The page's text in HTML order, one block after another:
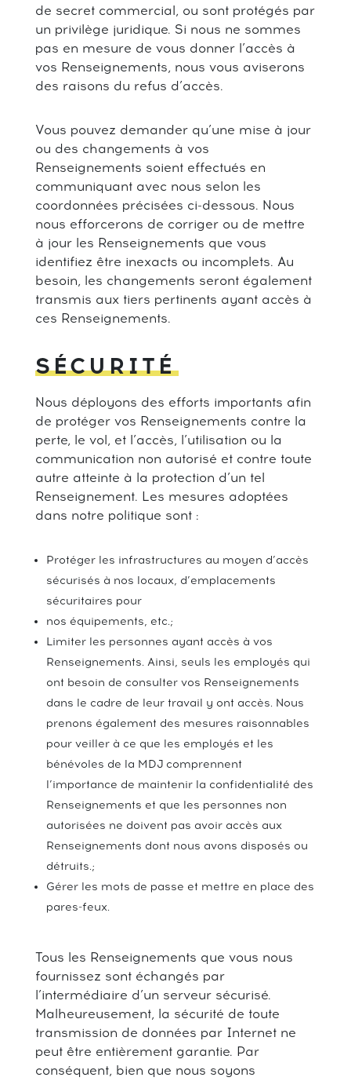
de secret commercial, ou sont protégés par
un privilège juridique. Si nous ne sommes
pas en mesure de vous donner l’accès à
vos Renseignements, nous vous aviserons
des raisons du refus d’accès.
Vous pouvez demander qu’une mise à jour
ou des changements à vos
Renseignements soient effectués en
communiquant avec nous selon les
coordonnées précisées ci-dessous. Nous
nous efforcerons de corriger ou de mettre
à jour les Renseignements que vous
identifiez être inexacts ou incomplets. Au
besoin, les changements seront également
transmis aux tiers pertinents ayant accès à
ces Renseignements.
SÉCURITÉ
Nous déployons des efforts importants afin
de protéger vos Renseignements contre la
perte, le vol, et l’accès, l’utilisation ou la
communication non autorisé et contre toute
autre atteinte à la protection d’un tel
Renseignement. Les mesures adoptées
dans notre politique sont :
Protéger les infrastructures au moyen d’accès
sécurisés à nos locaux, d’emplacements
sécuritaires pour
nos équipements, etc.;
Limiter les personnes ayant accès à vos
Renseignements. Ainsi, seuls les employés qui
ont besoin de consulter vos Renseignements
dans le cadre de leur travail y ont accès. Nous
prenons également des mesures raisonnables
pour veiller à ce que les employés et les
bénévoles de la MDJ comprennent
l’importance de maintenir la confidentialité des
Renseignements et que les personnes non
autorisées ne doivent pas avoir accès aux
Renseignements dont nous avons disposés ou
détruits.;
Gérer les mots de passe et mettre en place des
pares-feux.
Tous les Renseignements que vous nous
fournissez sont échangés par
l’intermédiaire d’un serveur sécurisé.
Malheureusement, la sécurité de toute
transmission de données par Internet ne
peut être entièrement garantie. Par
conséquent, bien que nous soyons